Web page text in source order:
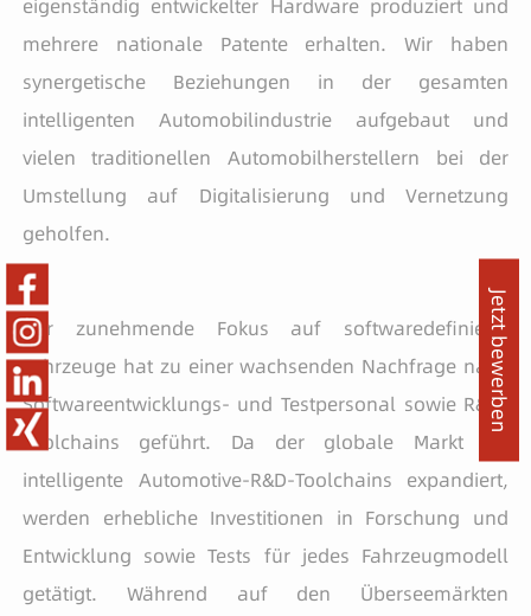
eigenständig entwickelter Hardware produziert und
mehrere nationale Patente erhalten. Wir haben
synergetische Beziehungen in der gesamten
intelligenten Automobilindustrie aufgebaut und
vielen traditionellen Automobilherstellern bei der
Umstellung auf Digitalisierung und Vernetzung
geholfen.
Der zunehmende Fokus auf softwaredefinierte
Fahrzeuge hat zu einer wachsenden Nachfrage nach
Softwareentwicklungs- und Testpersonal sowie R&D-
Toolchains geführt. Da der globale Markt für
intelligente Automotive-R&D-Toolchains expandiert,
werden erhebliche Investitionen in Forschung und
Entwicklung sowie Tests für jedes Fahrzeugmodell
getätigt. Während auf den Überseemärkten
Jetzt bewerben